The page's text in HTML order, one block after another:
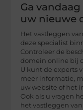
Ga
uw nieuwe
Het vastleggen
deze specialist
Controleer de
domein online bij
U kunt de experts
meer informatie,
uw website of het
Ook als u vragen
het vastleggen